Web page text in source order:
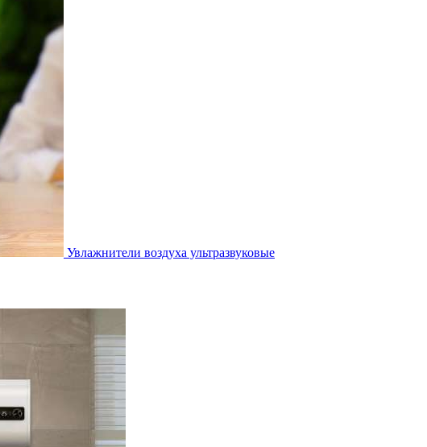
Увлажнители воздуха ультразвуковые